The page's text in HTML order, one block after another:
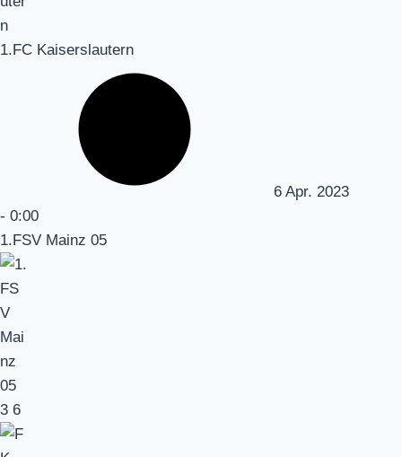
1.FC Kaiserslautern
6 Apr. 2023
- 0:00
1.FSV Mainz 05
3 6